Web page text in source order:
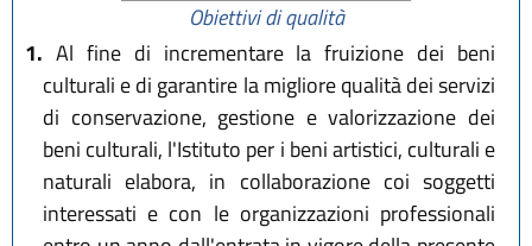
Obiettivi di qualità
1. Al fine di incrementare la fruizione dei beni
culturali e di garantire la migliore qualità dei servizi
di conservazione, gestione e valorizzazione dei
beni culturali, l'Istituto per i beni artistici, culturali e
naturali elabora, in collaborazione coi soggetti
interessati e con le organizzazioni professionali